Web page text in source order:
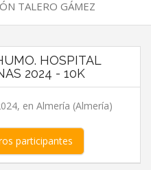
TALERO GÁMEZ
HOSPITAL
2024 - 10K
en Almería (Almería)
participantes